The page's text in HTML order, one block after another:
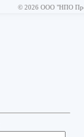
© 2026 ООО "НПО